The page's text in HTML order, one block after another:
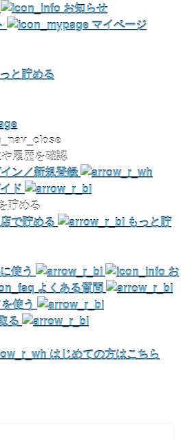
お知らせ
マイページ
と貯める
履歴を確認
ン／新規登録
ド
貯める
で貯める
もっと貯
使う
お
よくある質問
使う
る
はじめての方はこちら